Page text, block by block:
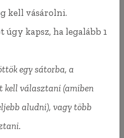
kell vásárolni.
kapsz, ha legalább 1
egy sátorba, a
kell választani (amiben
aludni), vagy több